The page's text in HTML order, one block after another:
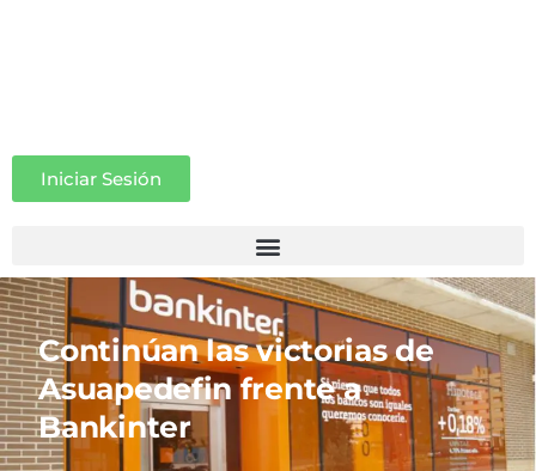
Iniciar Sesión
Continúan las victorias de
Asuapedefin frente a
Bankinter